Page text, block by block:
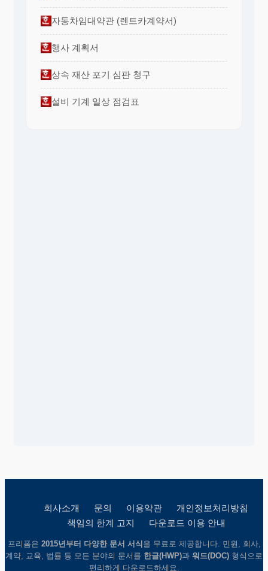
자동차임대약관 (렌트카계약서)
행사 계획서
상속 재산 포기 심판 청구
설비 기계 일상 점검표
회사소개 문의 이용약관
개인정보처리방침
책임의 한계 고지
다운로드 이용 안내
프리폼은 2015년부터 다양한 문서 서식을 무료로 제공합니다. 민원, 회사,
계약, 교육, 법률 등 모든 분야의 문서를 한글(HWP)과 워드(DOC) 형식으로
편리하게 다운로드하세요.